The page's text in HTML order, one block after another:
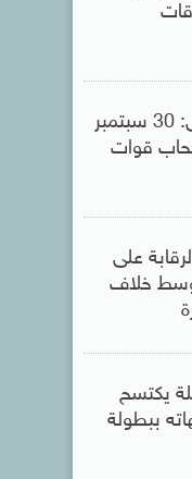
رئيس الوزراء العراقى: 30 سبتمبر
قوات
على
وسط خلاف
يكتسح
ببطولة